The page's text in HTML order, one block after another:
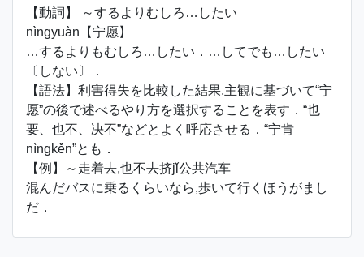
【動詞】 ～するよりむしろ…したい
nìngyuàn【宁愿】
…するよりもむしろ…したい．…してでも…したい
〔しない〕．
【語法】利害得失を比較した結果,主観に基づいて“宁
愿”の後で述べるやり方を選択することを表す．“也
要、也不、决不”などとよく呼応させる．“宁肯
nìngkěn”とも．
【例】～走着去,也不去挤jǐ公共汽车
混んだバスに乗るくらいなら,歩いて行くほうがまし
だ．